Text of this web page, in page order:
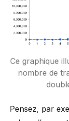
Ce graphique
nombre de
Pensez, par